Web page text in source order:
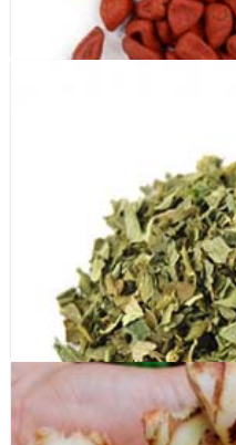
Hạt điều